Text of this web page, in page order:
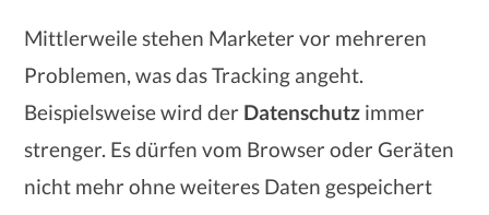
Mittlerweile stehen Marketer vor mehreren
Problemen, was das Tracking angeht.
Beispielsweise wird der Datenschutz immer
strenger. Es dürfen vom Browser oder Geräten
nicht mehr ohne weiteres Daten gespeichert